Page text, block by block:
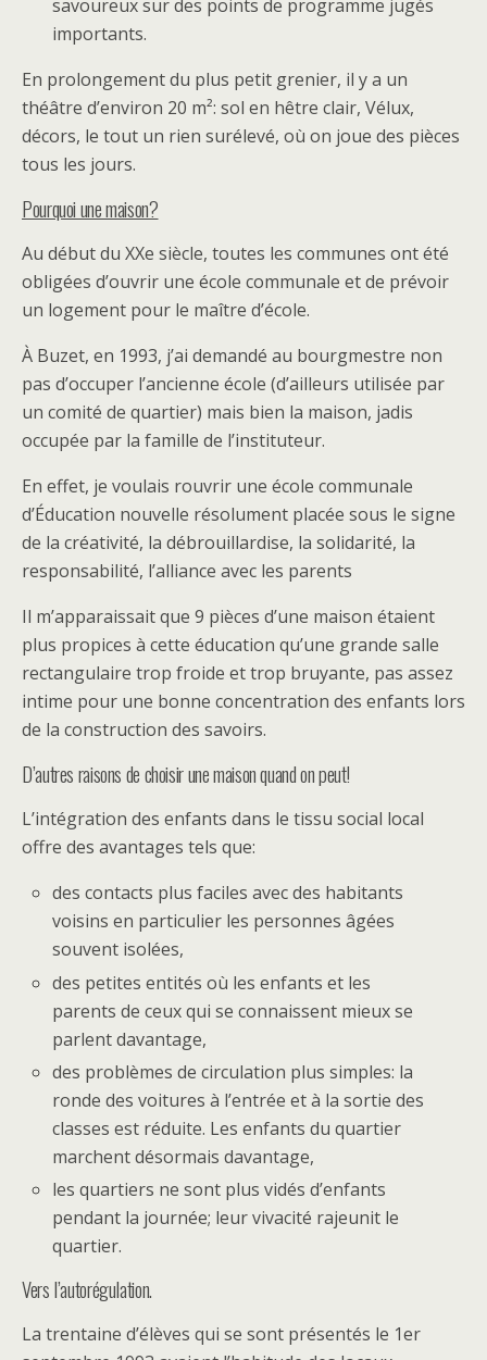
savoureux sur des points de programme jugés
importants.
En prolongement du plus petit grenier, il y a un
théâtre d’environ 20 m²: sol en hêtre clair, Vélux,
décors, le tout un rien surélevé, où on joue des pièces
tous les jours.
Pourquoi une maison?
Au début du XXe siècle, toutes les communes ont été
obligées d’ouvrir une école communale et de prévoir
un logement pour le maître d’école.
À Buzet, en 1993, j’ai demandé au bourgmestre non
pas d’occuper l’ancienne école (d’ailleurs utilisée par
un comité de quartier) mais bien la maison, jadis
occupée par la famille de l’instituteur.
En effet, je voulais rouvrir une école communale
d’Éducation nouvelle résolument placée sous le signe
de la créativité, la débrouillardise, la solidarité, la
responsabilité, l’alliance avec les parents
Il m’apparaissait que 9 pièces d’une maison étaient
plus propices à cette éducation qu’une grande salle
rectangulaire trop froide et trop bruyante, pas assez
intime pour une bonne concentration des enfants lors
de la construction des savoirs.
D’autres raisons de choisir une maison quand on peut!
L’intégration des enfants dans le tissu social local
offre des avantages tels que:
des contacts plus faciles avec des habitants
voisins en particulier les personnes âgées
souvent isolées,
des petites entités où les enfants et les
parents de ceux qui se connaissent mieux se
parlent davantage,
des problèmes de circulation plus simples: la
ronde des voitures à l’entrée et à la sortie des
classes est réduite. Les enfants du quartier
marchent désormais davantage,
les quartiers ne sont plus vidés d’enfants
pendant la journée; leur vivacité rajeunit le
quartier.
Vers l’autorégulation.
La trentaine d’élèves qui se sont présentés le 1er